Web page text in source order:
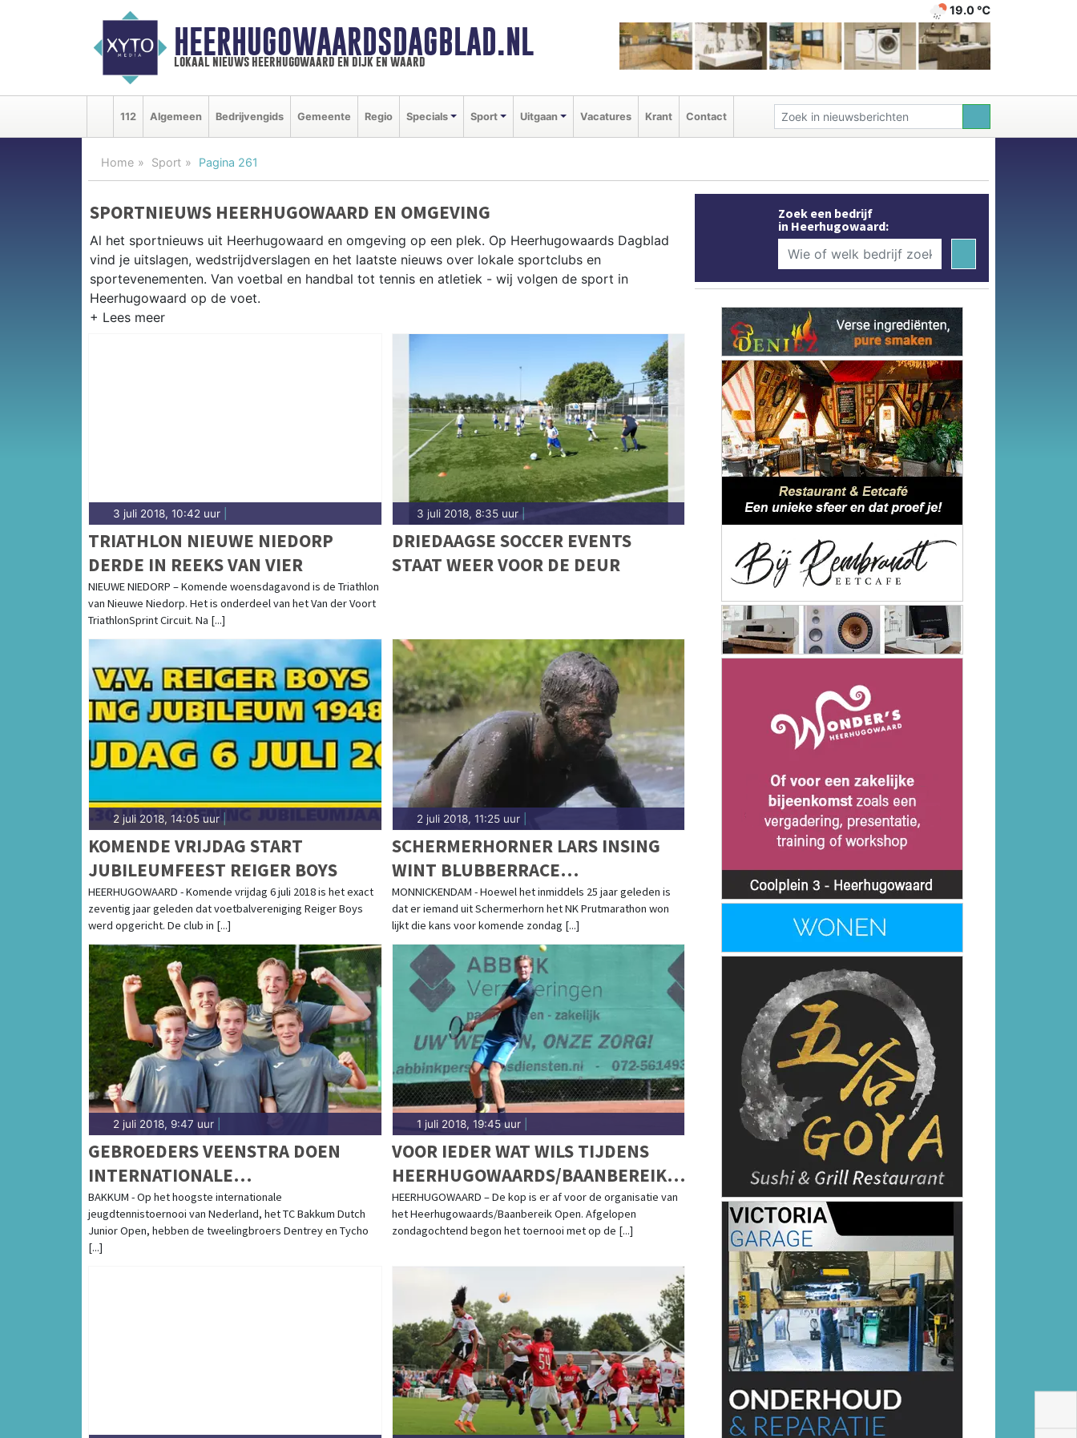
HEERHUGOWAARDSDAGBLAD.NL
lokaal nieuws heerhugowaard en dijk en waard
19.0 ℃
112 Algemeen Bedrijvengids Gemeente Regio Specials Sport Uitgaan Vacatures Krant Contact
Home Sport Pagina 261
SPORTNIEUWS HEERHUGOWAARD EN OMGEVING
Al het sportnieuws uit Heerhugowaard en omgeving op een plek. Op Heerhugowaards Dagblad
vind je uitslagen, wedstrijdverslagen en het laatste nieuws over lokale sportclubs en
sportevenementen. Van voetbal en handbal tot tennis en atletiek - wij volgen de sport in
Heerhugowaard op de voet.
Onze sportredactie brengt wekelijks verslagen van wedstrijden en toernooien uit de regio. Blijf
3 juli 2018, 10:42 uur
TRIATHLON NIEUWE NIEDORP
DERDE IN REEKS VAN VIER
NIEUWE NIEDORP – Komende woensdagavond is de Triathlon
van Nieuwe Niedorp. Het is onderdeel van het Van der Voort
TriathlonSprint Circuit. Na [...]
3 juli 2018, 8:35 uur|
DRIEDAAGSE SOCCER EVENTS
STAAT WEER VOOR DE DEUR
2 juli 2018, 14:05 uur
KOMENDE VRIJDAG START
JUBILEUMFEEST REIGER BOYS
HEERHUGOWAARD - Komende vrijdag 6 juli 2018 is het exact
zeventig jaar geleden dat voetbalvereniging Reiger Boys
werd opgericht. De club in [...]
2 juli 2018, 11:25 uur|
SCHERMERHORNER LARS INSING
WINT BLUBBERRACE
MONNICKENDAM EN LIJKT IN VORM
VOOR NK KOMENDE ZONDAG
MONNICKENDAM - Hoewel het inmiddels 25 jaar geleden is
dat er iemand uit Schermerhorn het NK Prutmarathon won
lijkt die kans voor komende zondag [...]
2 juli 2018, 9:47 uur
GEBROEDERS VEENSTRA DOEN
INTERNATIONALE
TENNISERVARING OP
BAKKUM - Op het hoogste internationale
jeugdtennistoernooi van Nederland, het TC Bakkum Dutch
Junior Open, hebben de tweelingbroers Dentrey en Tycho
[...]
1 juli 2018, 19:45 uur|
VOOR IEDER WAT WILS TIJDENS
HEERHUGOWAARDS/BAANBEREIK
OPEN
HEERHUGOWAARD – De kop is er af voor de organisatie van
het Heerhugowaards/Baanbereik Open. Afgelopen
zondagochtend begon het toernooi met op de [...]
Zoek een bedrijf
in Heerhugowaard: